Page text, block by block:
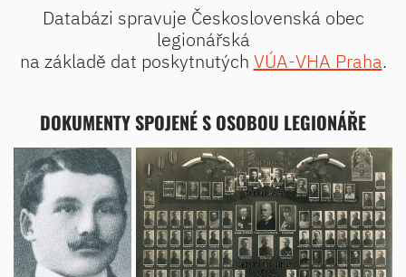
Databázi spravuje Československá obec
legionářská
na základě dat poskytnutých VÚA-VHA Praha.
DOKUMENTY SPOJENÉ S OSOBOU LEGIONÁŘE